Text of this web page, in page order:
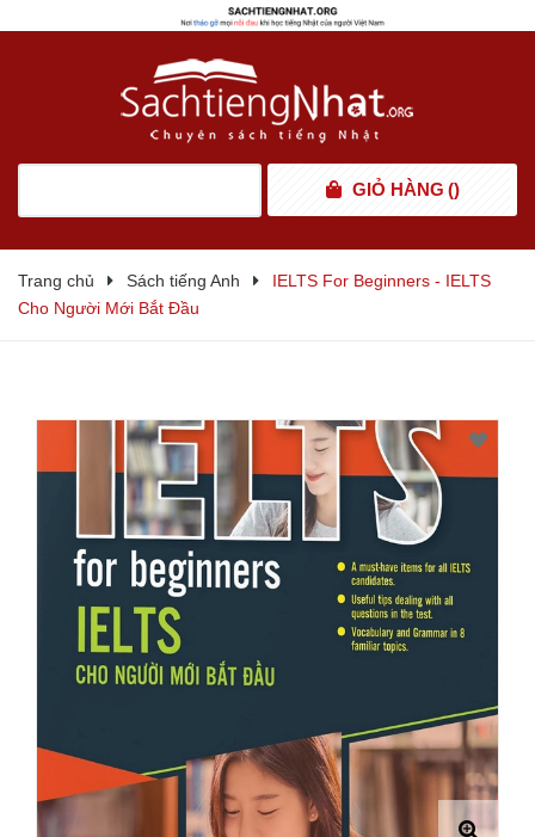
GIỎ HÀNG ()
Trang chủ Sách tiếng Anh
IELTS For Beginners - IELTS
Cho Người Mới Bắt Đầu